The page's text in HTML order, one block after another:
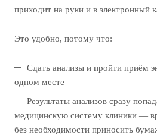
приходит на руки и в электронный
Это удобно, потому что:
Сдать анализы и пройти приём
одном месте
Результаты анализов сразу
медицинскую систему клиники —
без необходимости приносить